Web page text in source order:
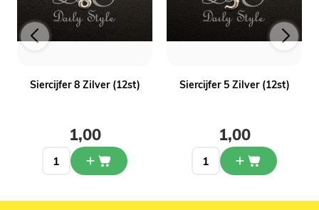
Siercijfer 8 Zilver (12st)
1,00
Siercijfer 5 Zilver (12st)
1,00